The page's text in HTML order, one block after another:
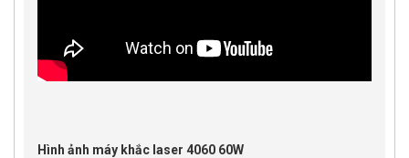
Hình ảnh máy khắc laser 4060 60W